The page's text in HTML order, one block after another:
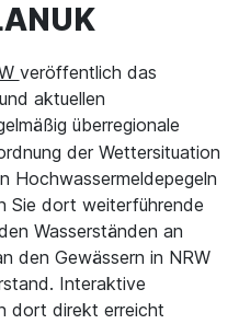
veröffentlich das
aktuellen
überregionale
der Wettersituation
Hochwassermeldepegeln
Sie dort weiterführende
Wasserständen an
den Gewässern in NRW
Interaktive
dort direkt erreicht